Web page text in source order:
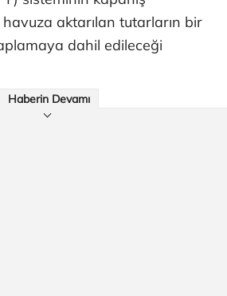
aktarılan tutarların bir
dahil edileceği
Haberin Devamı